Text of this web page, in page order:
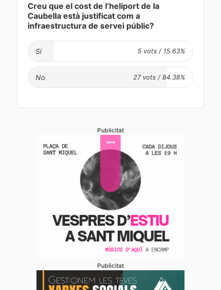
Creu que el cost de l’heliport de la
Caubella està justificat com a
infraestructura de servei públic?
Si
No
Publicitat
Publicitat